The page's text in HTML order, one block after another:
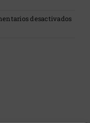
desactivadosen